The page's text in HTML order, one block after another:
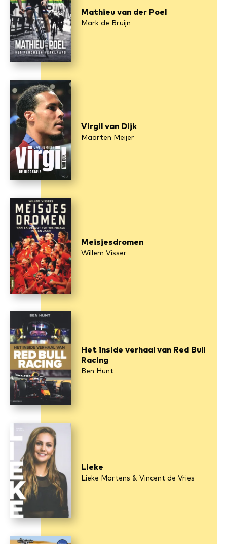
Mathieu van der Poel
Mark de Bruijn
Virgil van Dijk
Maarten Meijer
Meisjesdromen
Willem Visser
Het inside verhaal van Red Bull
Racing
Ben Hunt
Lieke
Lieke Martens & Vincent de Vries